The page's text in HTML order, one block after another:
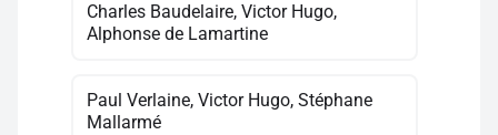
Charles Baudelaire, Victor Hugo,
Alphonse de Lamartine
Paul Verlaine, Victor Hugo, Stéphane
Mallarmé